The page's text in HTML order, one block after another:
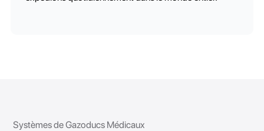
Systèmes de Gazoducs Médicaux